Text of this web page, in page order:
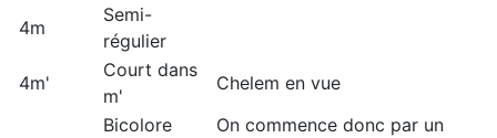
4m
Semi-
régulier
4m'
Court dans
m'
Chelem en vue
Bicolore
On commence donc par un